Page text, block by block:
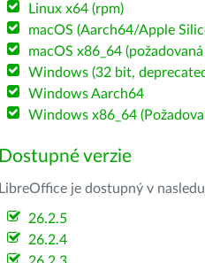
Linux x64 (rpm)
macOS (Aarch64/Apple
macOS x86_64
Windows (32 bit,
Windows Aarch64
Windows x86_64
Dostupné verzie
LibreOffice je dostupný v
26.2.5
26.2.4